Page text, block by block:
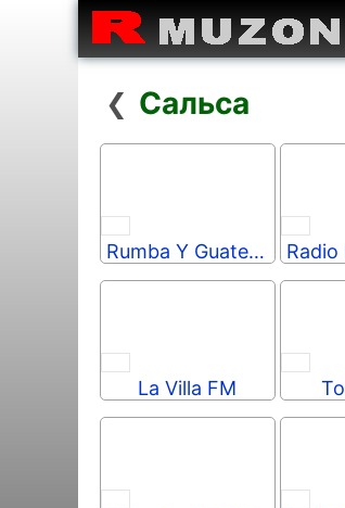
❮ Сальса
Rumba Y Guateque
La Villa FM